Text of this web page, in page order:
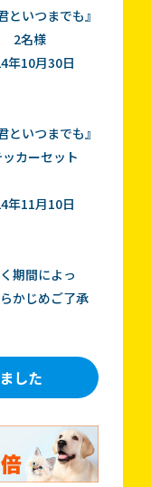
いつまでも』
2名様
年10月30日
いつまでも』
カーセット
年11月10日
期間によっ
かじめご了承
した